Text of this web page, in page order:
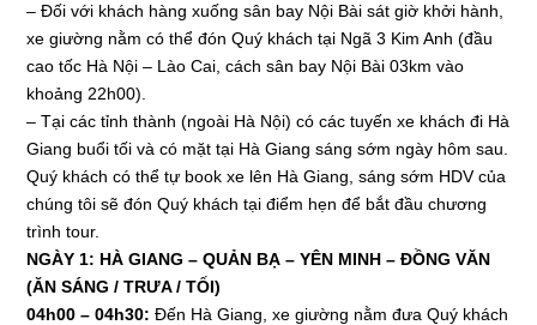
– Đối với khách hàng xuống sân bay Nội Bài sát giờ khởi hành,
xe giường nằm có thể đón Quý khách tại Ngã 3 Kim Anh (đầu
cao tốc Hà Nội – Lào Cai, cách sân bay Nội Bài 03km vào
khoảng 22h00).
– Tại các tỉnh thành (ngoài Hà Nội) có các tuyến xe khách đi Hà
Giang buổi tối và có mặt tại Hà Giang sáng sớm ngày hôm sau.
Quý khách có thể tự book xe lên Hà Giang, sáng sớm HDV của
chúng tôi sẽ đón Quý khách tại điểm hẹn để bắt đầu chương
trình tour.
NGÀY 1: HÀ GIANG – QUẢN BẠ – YÊN MINH – ĐỒNG VĂN
(ĂN SÁNG / TRƯA / TỐI)
04h00 – 04h30: Đến Hà Giang, xe giường nằm đưa Quý khách